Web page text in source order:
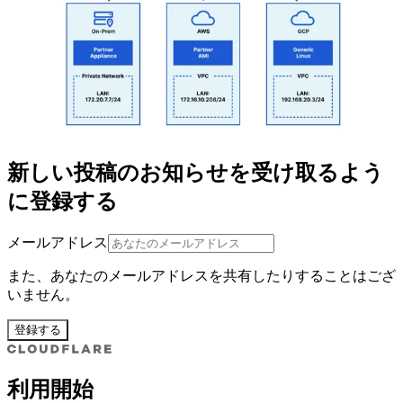
新しい投稿のお知らせを受け取るよう
に登録する
メールアドレス
また、あなたのメールアドレスを共有したりすることはござ
いません。
登録する
利用開始